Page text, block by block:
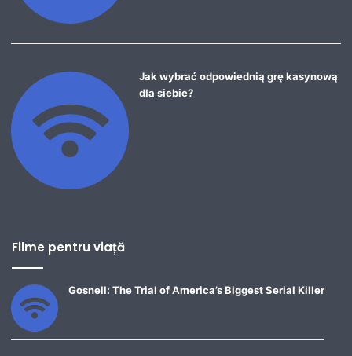
Jak wybrać odpowiednią grę kasynową
dla siebie?
Filme pentru viață
Gosnell: The Trial of America’s Biggest Serial Killer